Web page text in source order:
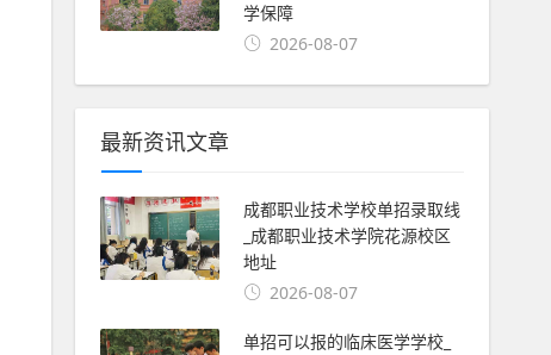
学保障
2026-08-07
最新资讯文章
成都职业技术学校单招录取线
_成都职业技术学院花源校区
地址
2026-08-07
单招可以报的临床医学学校_